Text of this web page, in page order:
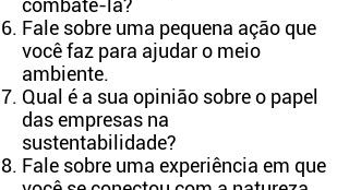
combatê-la?
Fale sobre uma pequena ação que
você faz para ajudar o meio
ambiente.
Qual é a sua opinião sobre o papel
das empresas na
sustentabilidade?
Fale sobre uma experiência em que